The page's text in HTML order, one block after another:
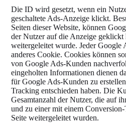
Die ID wird gesetzt, wenn ein
geschaltete Ads-Anzeige klickt.
Seiten dieser Website, können
der Nutzer auf die Anzeige geklickt
weitergeleitet wurde. Jeder Google
anderes Cookie. Cookies können
von Google Ads-Kunden
eingeholten Informationen dienen
für Google Ads-Kunden zu
Tracking entschieden haben. Die
Gesamtanzahl der Nutzer, die auf
und zu einer mit einem
Seite weitergeleitet wurden.